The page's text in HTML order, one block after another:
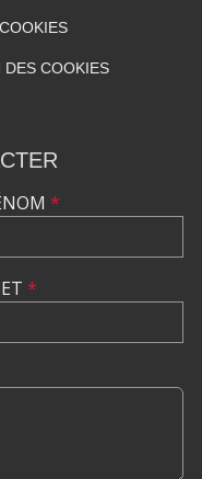
DES COOKIES
*
*